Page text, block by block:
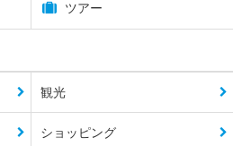
ツアー
観光
ショッピング